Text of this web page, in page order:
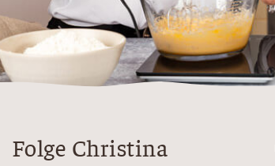
Folge Christina